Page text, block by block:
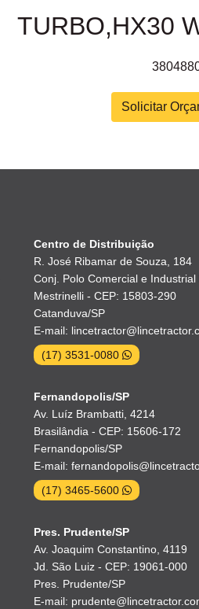
TURBO,HX30
Solicitar
Centro de Distribuição
R. José Ribamar de Souza, 184
Conj. Polo Comercial e
Mestrinelli - CEP: 15803-290
Catanduva/SP
E-mail:
(17) 3531-0080
Fernandopolis/SP
Av. Luíz Brambatti, 4214
Brasilândia - CEP: 15606-172
Fernandopolis/SP
E-mail:
(17) 3465-5600
Pres. Prudente/SP
Av. Joaquim Constantino, 4119
Jd. São Luiz - CEP: 19061-000
Pres. Prudente/SP
E-mail: